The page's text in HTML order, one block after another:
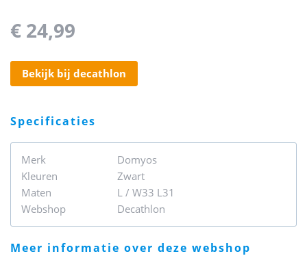
€ 24,99
bekijk bij decathlon
specificaties
Merk
Domyos
Kleuren
Zwart
Maten
L / W33 L31
Webshop
Decathlon
meer informatie over deze webshop